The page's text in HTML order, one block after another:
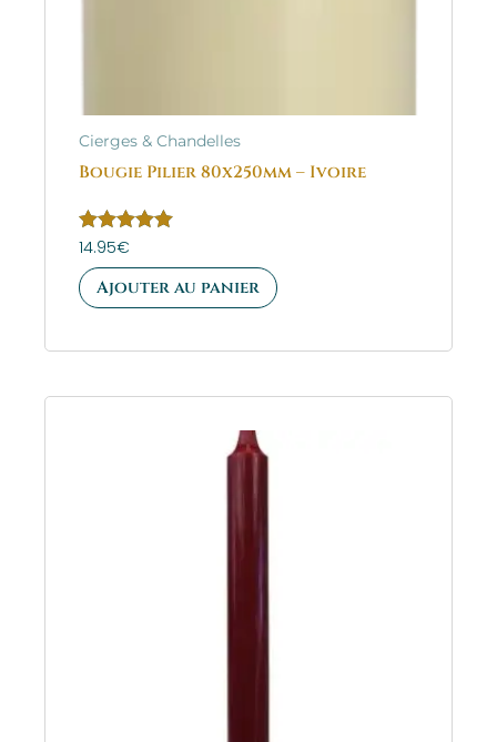
Cierges & Chandelles
Bougie Pilier 80x250mm – Ivoire
Note
5.00
sur 5
14.95€
Ajouter au panier